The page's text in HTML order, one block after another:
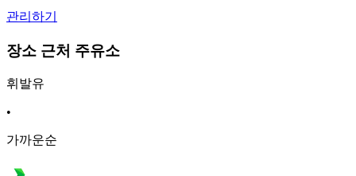
관리하기
장소 근처 주유소
휘발유
•
가까운순